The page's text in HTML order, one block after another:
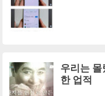
우리는
한 업적